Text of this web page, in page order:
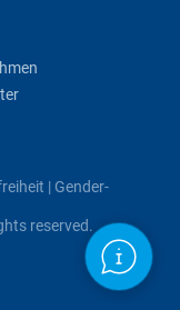
| Gender-
reserved.